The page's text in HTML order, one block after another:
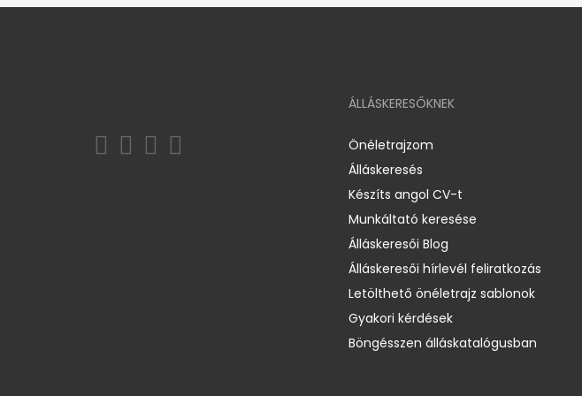
ÁLLÁSKERESŐKNEK
Önéletrajzom
Álláskeresés
Készíts angol CV-t
Munkáltató keresése
Álláskeresői Blog
Álláskeresői hírlevél feliratkozás
Letölthető önéletrajz sablonok
Gyakori kérdések
Böngésszen álláskatalógusban